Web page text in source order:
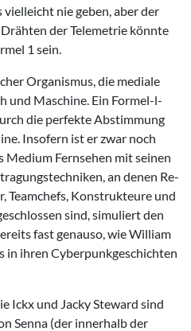
nie geben, aber der
der Telemetrie könnte
1 sein.
Or­ganismus, die mediale
und Maschine. Ein Formel-l-
die perfekte Abstimmung
Inso­fern ist er zwar noch
Medium Fernsehen mit seinen
an denen Re­
Teamchefs, Konstrukteure und
sind, simuliert den
fast genauso, wie William
in ih­ren Cyberpunkgeschichten
Ickx und Jacky Steward sind
Senna (der innerhalb der